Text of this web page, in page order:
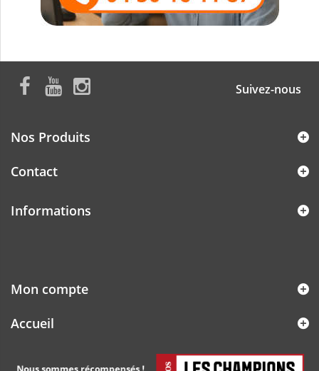
Suivez-nous
Nos Produits
Contact
Informations
Mon compte
Accueil